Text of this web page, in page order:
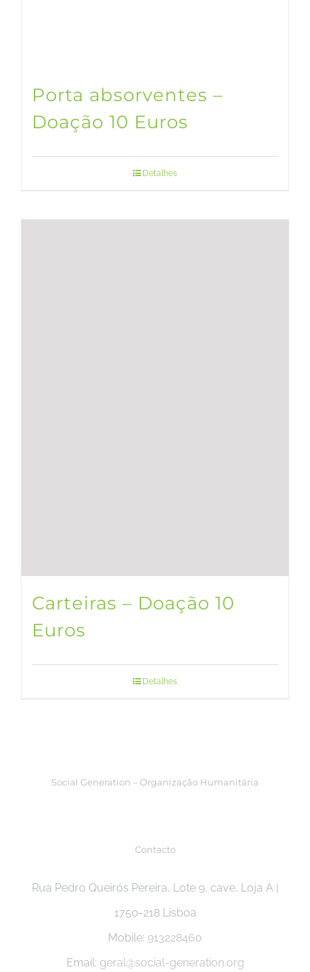
Porta absorventes –
Doação 10 Euros
Detalhes
Carteiras – Doação 10
Euros
Detalhes
Social Generation – Organização Humanitária
Contacto
Rua Pedro Queirós Pereira, Lote 9, cave, Loja A |
1750-218 Lisboa
Mobile: 913228460
Email: geral@social-generation.org